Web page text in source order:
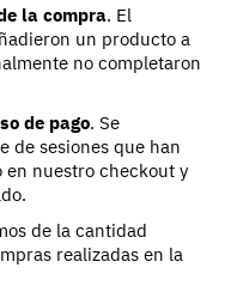
la compra. El
un producto a
no completaron
de pago. Se
de sesiones que han
en nuestro checkout y
de la cantidad
realizadas en la